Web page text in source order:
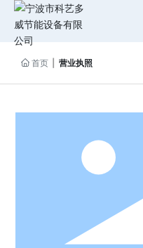
网站首页
首页 营业执照